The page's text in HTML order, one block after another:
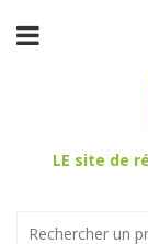
LE site de